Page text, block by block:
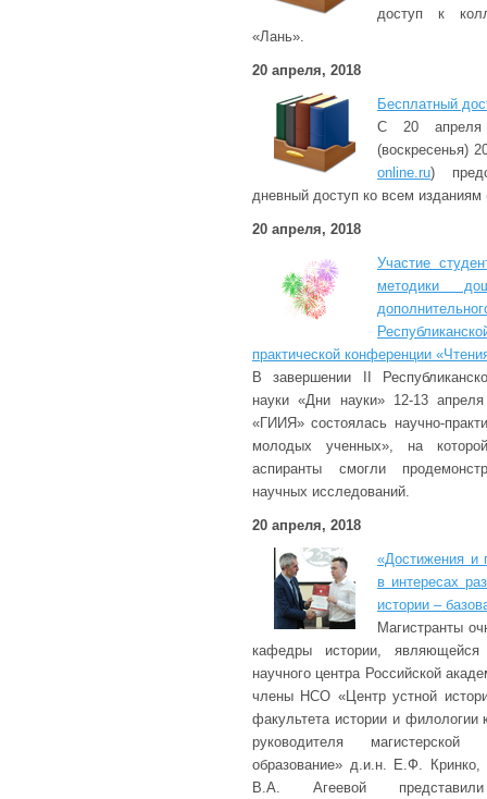
доступ к
«Лань».
20 апреля, 2018
Бесплатный
С 20 апреля
(воскресенья)
online.ru)
дневный доступ ко всем изданиям
20 апреля, 2018
Участие
методики
практической конференции
В завершении II
науки «Дни науки» 12-13
«ГИИЯ» состоялась научно-
молодых ученных», на
аспиранты смогли
научных исследований.
20 апреля, 2018
«Достижения и
в интересах
истории –
Магистранты
кафедры истории,
научного центра Российской
члены НСО «Центр устной
факультета истории и
руководителя магистерской
образование» д.и.н. Е.Ф.
В.А. Агеевой